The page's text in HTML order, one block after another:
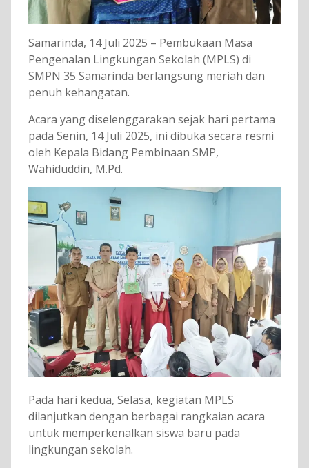
Samarinda, 14 Juli 2025 – Pembukaan Masa
Pengenalan Lingkungan Sekolah (MPLS) di
SMPN 35 Samarinda berlangsung meriah dan
penuh kehangatan.
Acara yang diselenggarakan sejak hari pertama
pada Senin, 14 Juli 2025, ini dibuka secara resmi
oleh Kepala Bidang Pembinaan SMP,
Wahiduddin, M.Pd.
Pada hari kedua, Selasa, kegiatan MPLS
dilanjutkan dengan berbagai rangkaian acara
untuk memperkenalkan siswa baru pada
lingkungan sekolah.